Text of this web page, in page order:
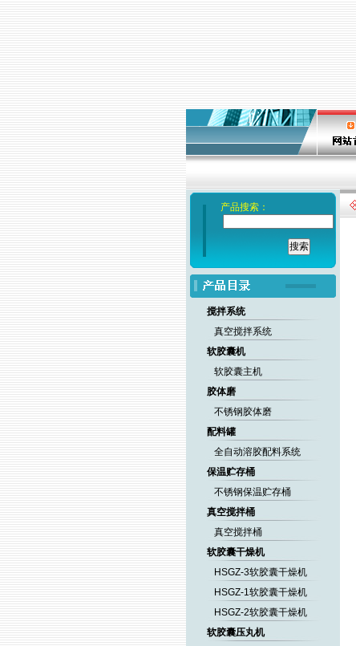
产品搜索：
搅拌系统
真空搅拌系统
软胶囊机
软胶囊主机
胶体磨
不锈钢胶体磨
配料罐
全自动溶胶配料系统
保温贮存桶
不锈钢保温贮存桶
真空搅拌桶
真空搅拌桶
软胶囊干燥机
HSGZ-3软胶囊干燥机
HSGZ-1软胶囊干燥机
HSGZ-2软胶囊干燥机
软胶囊压丸机